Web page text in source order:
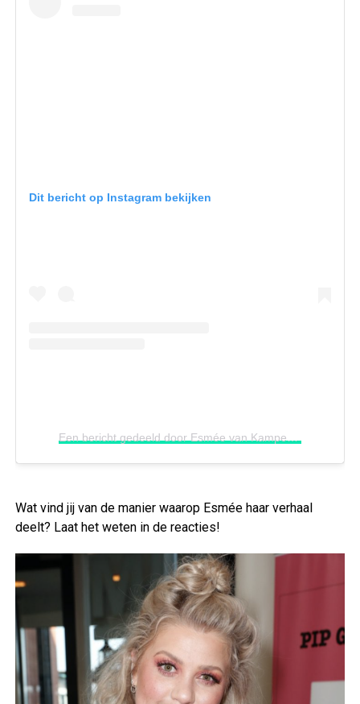
Dit bericht op Instagram bekijken
Wat vind jij van de manier waarop Esmée haar verhaal
deelt? Laat het weten in de reacties!